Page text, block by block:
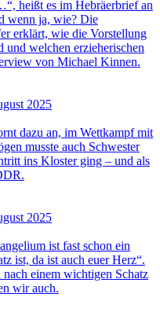
heißt es im Hebräerbrief an
wenn ja, wie? Die
erklärt, wie die Vorstellung
und welchen erzieherischen
von Michael Kinnen.
2025
dazu an, im Wettkampf mit
musste auch Schwester
ins Kloster ging – und als
2025
ist fast schon ein
ist, da ist auch euer Herz“.
einem wichtigen Schatz
wir auch.